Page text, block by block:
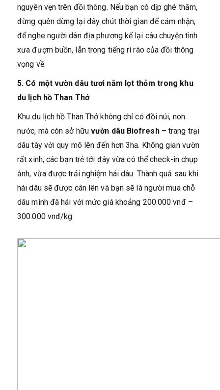
nguyên vẹn trên đồi thông. Nếu bạn có dịp ghé thăm,
đừng quên dừng lại đây chút thời gian để cảm nhận,
để nghe người dân địa phương kể lại câu chuyện tình
xưa đượm buồn, lẫn trong tiếng rì rào của đồi thông
vọng về.
5. Có một vườn dâu tươi nằm lọt thỏm trong khu
du lịch hồ Than Thở
Khu du lịch hồ Than Thở không chỉ có đồi núi, non
nước, mà còn sở hữu vườn dâu Biofresh– trang trại
dâu tây với quy mô lên đến hơn 3ha. Không gian vườn
rất xinh, các bạn trẻ tới đây vừa có thể check-in chụp
ảnh, vừa được trải nghiệm hái dâu. Thành quả sau khi
hái dâu sẽ được cân lên và bạn sẽ là người mua chỗ
dâu mình đã hái với mức giá khoảng 200.000 vnđ –
300.000 vnđ/kg.